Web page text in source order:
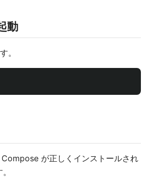
動
。
が正しくインストールされ